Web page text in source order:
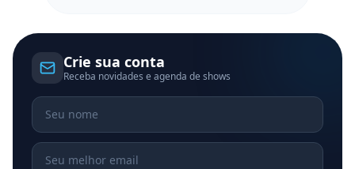
Crie sua conta
Receba novidades e agenda de shows